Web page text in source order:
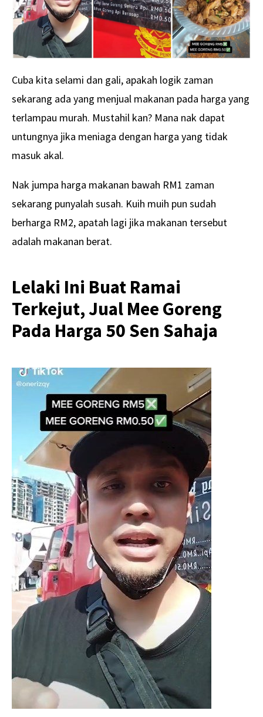
Cuba kita selami dan gali, apakah logik zaman
sekarang ada yang menjual makanan pada harga yang
terlampau murah. Mustahil kan? Mana nak dapat
untungnya jika meniaga dengan harga yang tidak
masuk akal.
Nak jumpa harga makanan bawah RM1 zaman
sekarang punyalah susah. Kuih muih pun sudah
berharga RM2, apatah lagi jika makanan tersebut
adalah makanan berat.
Lelaki Ini Buat Ramai
Terkejut, Jual Mee Goreng
Pada Harga 50 Sen Sahaja